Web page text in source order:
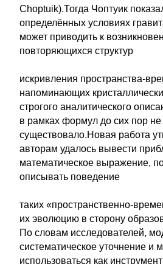
Choptuik).Тогда Чоптуик
определённых условиях
может приводить к
повторяющихся структур
искривления пространства-
напоминающих
строгого аналитического
в рамках формул до сих пор не
существовало.Новая работа
авторам удалось вывести
математическое выражение,
описывать поведение
таких «пространственно-
их эволюцию в сторону
По словам исследователей,
систематическое уточнение и
использоваться как